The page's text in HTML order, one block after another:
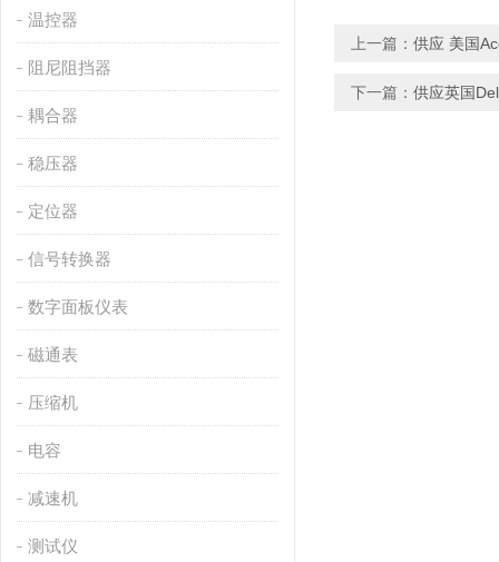
温控器
阻尼阻挡器
耦合器
稳压器
定位器
信号转换器
数字面板仪表
磁通表
压缩机
电容
减速机
测试仪
上一篇： 供应 美国
下一篇： 供应英国